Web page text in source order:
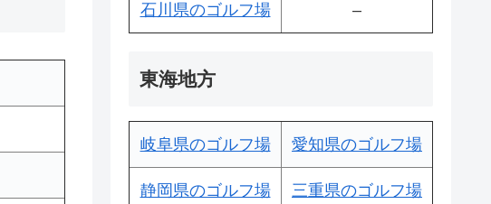
石川県のゴルフ場 –
東海地方
岐阜県のゴルフ場 愛知県のゴルフ場
静岡県のゴルフ場 三重県のゴルフ場